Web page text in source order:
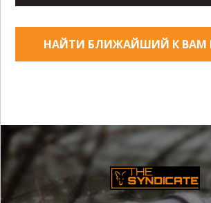
НАЙТИ БЛИЖАЙШИЙ К ВАМ